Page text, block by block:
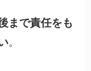
まで責任をも
。